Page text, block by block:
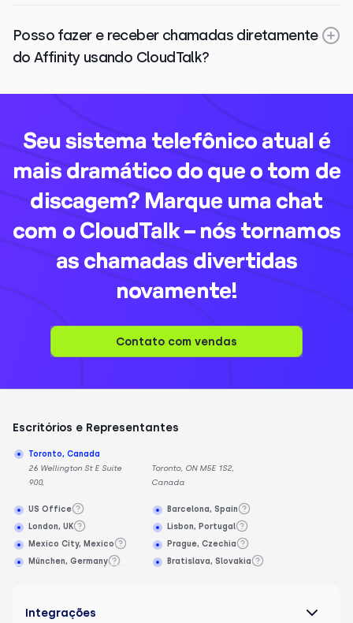
Posso fazer e receber chamadas diretamente
do Affinity usando CloudTalk?
Seu sistema telefônico atual é
mais dramático do que o tom de
discagem? Marque uma chat
com o CloudTalk – nós tornamos
as chamadas divertidas
novamente!
Contato com vendas
Escritórios e Representantes
Toronto, Canada
26 Wellington St E Suite
900,
Toronto, ON M5E 1S2,
Canada
US Office
London, UK
Mexico City, Mexico
München, Germany
Barcelona, Spain
Lisbon, Portugal
Prague, Czechia
Bratislava, Slovakia
Integrações